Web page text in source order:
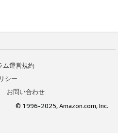
ム運営規約
シー
お問い合わせ
© 1996-2025, Amazon.com, Inc.